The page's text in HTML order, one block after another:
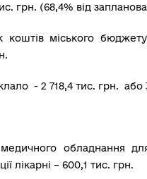
грн. (68,4% від
міського
- 2 718,4 тис. грн. або
обладнання
лікарні – 600,1 тис. грн.